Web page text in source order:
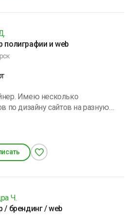
полиграфии и web
Имею несколько
по дизайну сайтов на разную
композиции и цвета в работах
Ч.
/ брендинг / web